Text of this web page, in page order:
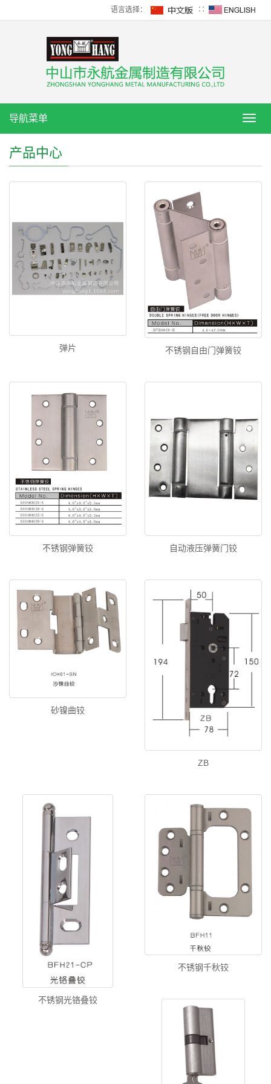
语言选择： ∷
导
导航菜单
产品中心
弹片 不锈钢自由门弹簧铰
不锈钢弹簧铰 自动液压弹簧门铰
砂镍曲铰
ZB
不锈钢光铬叠铰
不锈钢千秋铰